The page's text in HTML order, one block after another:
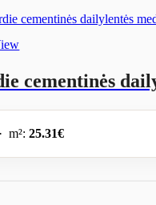
cementinės
m²: 25.31€